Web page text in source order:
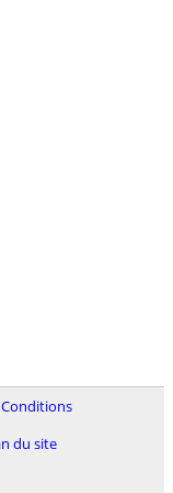
Conditions
du site